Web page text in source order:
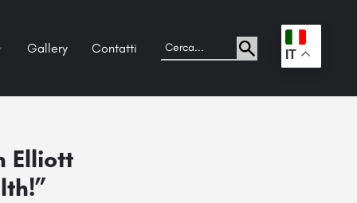
Gallery Contatti . IT
Elliott